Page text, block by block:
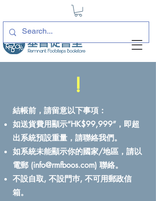
!
結帳前，請留意以下事項：
如送貨費用顯示“HK$99,999”，即超
出系統預設重量，請聯絡我們。
如系統未能顯示你的國家/地區，請以
電郵 (info@rmfboos.com) 聯絡。
不設自取, 不設門巿, 不可用郵政信
箱。